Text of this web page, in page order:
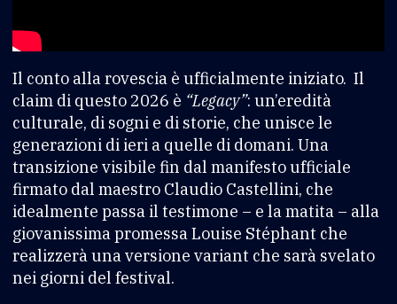
Il conto alla rovescia è ufficialmente iniziato. Il
claim di questo 2026 è “Legacy”: un’eredità
culturale, di sogni e di storie, che unisce le
generazioni di ieri a quelle di domani. Una
transizione visibile fin dal manifesto ufficiale
firmato dal maestro Claudio Castellini, che
idealmente passa il testimone – e la matita – alla
giovanissima promessa Louise Stéphant che
realizzerà una versione variant che sarà svelato
nei giorni del festival.